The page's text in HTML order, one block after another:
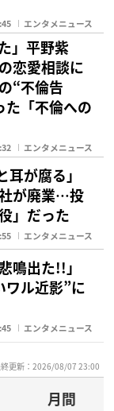
エンタメニュース
」平野紫
恋愛相談に
“不倫告
「不倫への
エンタメニュース
が腐る」
が廃業…投
」だった
エンタメニュース
鳴出た!!」
ワル近影”に
エンタメニュース
更新：2026/08/07 23:00
月間